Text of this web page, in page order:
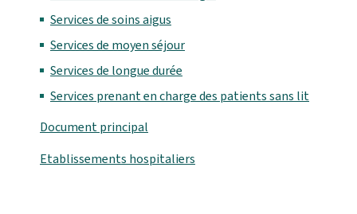
Services de soins aigus
Services de moyen séjour
Services de longue durée
Services prenant en charge des patients sans lit
Document principal
Etablissements hospitaliers